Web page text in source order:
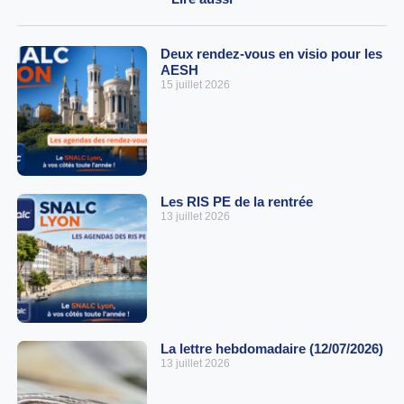
Deux rendez-vous en visio pour les
AESH
15 juillet 2026
Les RIS PE de la rentrée
13 juillet 2026
La lettre hebdomadaire (12/07/2026)
13 juillet 2026